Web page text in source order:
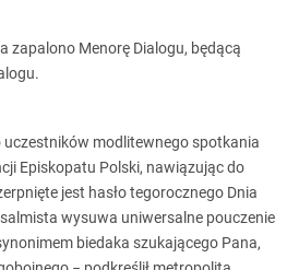
zapalono Menorę Dialogu, będącą
uczestników modlitewnego spotkania
Episkopatu Polski, nawiązując do
jest hasło tegorocznego Dnia
wysuwa uniwersalne pouczenie
biedaka szukającego Pana,